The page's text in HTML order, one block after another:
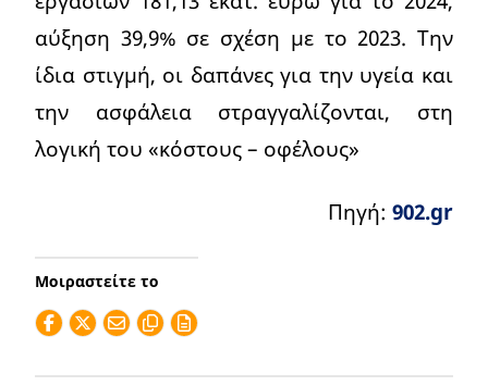
αύξηση 39,9% σε σχέση με το 2023. Την
ίδια στιγμή, οι δαπάνες για την υγεία και
την ασφάλεια στραγγαλίζονται, στη
λογική του «κόστους – οφέλους»
Πηγή: 902.gr
Μοιραστείτε το